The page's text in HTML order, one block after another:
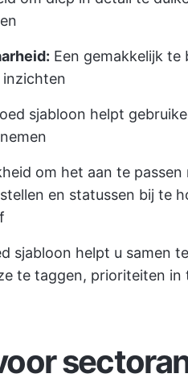
Een gemakkelijk te
inzichten
sjabloon helpt
om het aan te
en statussen bij te
sjabloon helpt u samen
te taggen, prioriteiten